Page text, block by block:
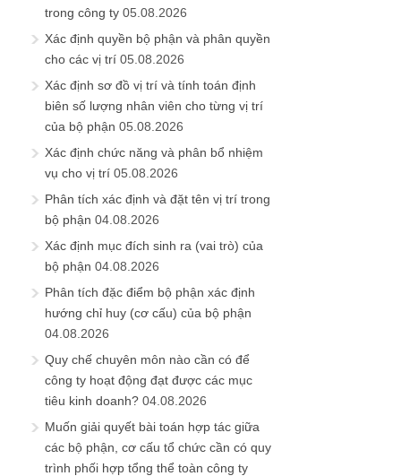
trong công ty 05.08.2026
Xác định quyền bộ phận và phân quyền
cho các vị trí 05.08.2026
Xác định sơ đồ vị trí và tính toán định
biên số lượng nhân viên cho từng vị trí
của bộ phận 05.08.2026
Xác định chức năng và phân bổ nhiệm
vụ cho vị trí 05.08.2026
Phân tích xác định và đặt tên vị trí trong
bộ phận 04.08.2026
Xác định mục đích sinh ra (vai trò) của
bộ phận 04.08.2026
Phân tích đặc điểm bộ phận xác định
hướng chỉ huy (cơ cấu) của bộ phận
04.08.2026
Quy chế chuyên môn nào cần có để
công ty hoạt động đạt được các mục
tiêu kinh doanh? 04.08.2026
Muốn giải quyết bài toán hợp tác giữa
các bộ phận, cơ cấu tổ chức cần có quy
trình phối hợp tổng thể toàn công ty